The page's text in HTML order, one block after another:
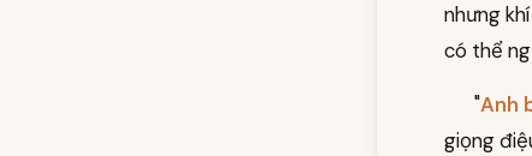
nhưng
có thể
"Anh
giọng